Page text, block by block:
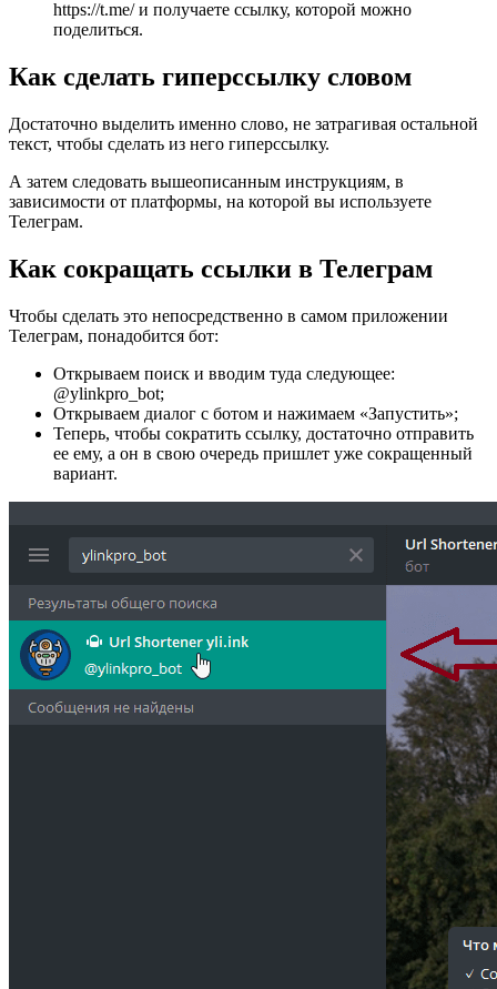
https://t.me/ и получаете ссылку, которой можно
поделиться.
Как сделать гиперссылку словом
Достаточно выделить именно слово, не затрагивая остальной
текст, чтобы сделать из него гиперссылку.
А затем следовать вышеописанным инструкциям, в
зависимости от платформы, на которой вы используете
Телеграм.
Как сокращать ссылки в Телеграм
Чтобы сделать это непосредственно в самом приложении
Телеграм, понадобится бот:
Открываем поиск и вводим туда следующее:
@ylinkpro_bot;
Открываем диалог с ботом и нажимаем «Запустить»;
Теперь, чтобы сократить ссылку, достаточно отправить
ее ему, а он в свою очередь пришлет уже сокращенный
вариант.